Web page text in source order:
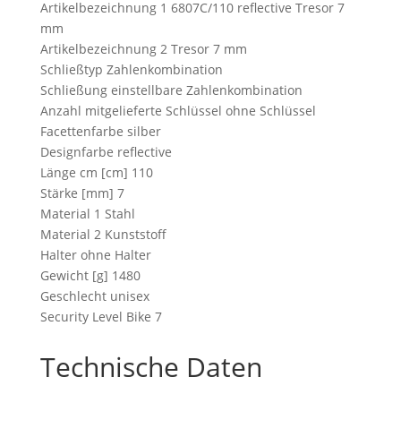
Artikelbezeichnung 1 6807C/110 reflective Tresor 7
mm
Artikelbezeichnung 2 Tresor 7 mm
Schließtyp Zahlenkombination
Schließung einstellbare Zahlenkombination
Anzahl mitgelieferte Schlüssel ohne Schlüssel
Facettenfarbe silber
Designfarbe reflective
Länge cm [cm] 110
Stärke [mm] 7
Material 1 Stahl
Material 2 Kunststoff
Halter ohne Halter
Gewicht [g] 1480
Geschlecht unisex
Security Level Bike 7
Technische Daten